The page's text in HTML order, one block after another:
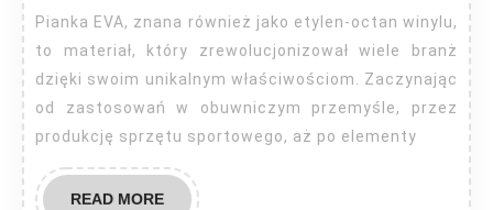
EVA?
Pianka EVA, znana również jako etylen-octan winylu,
to materiał, który zrewolucjonizował wiele branż
dzięki swoim unikalnym właściwościom. Zaczynając
od zastosowań w obuwniczym przemyśle, przez
produkcję sprzętu sportowego, aż po elementy
READ MOREREAD